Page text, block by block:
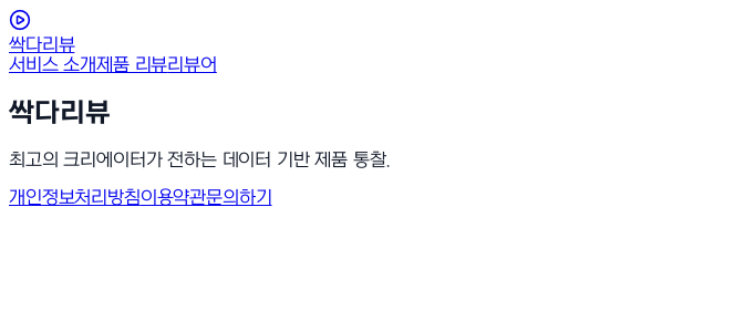
싹다리뷰
서비스 소개제품 리뷰리뷰어
싹다리뷰
최고의 크리에이터가 전하는 데이터 기반 제품 통찰.
개인정보처리방침이용약관문의하기